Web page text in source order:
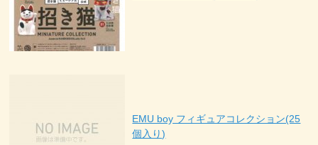
EMU boy フィギュアコレクション(25
個入り)